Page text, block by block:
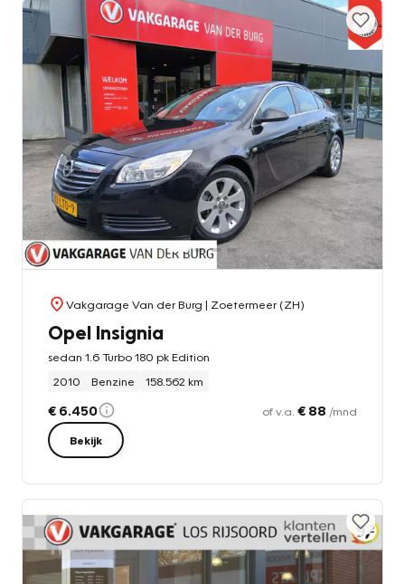
Vakgarage Van der Burg | Zoetermeer (ZH)
Opel Insignia
sedan 1.6 Turbo 180 pk Edition
2010
Benzine 158.562 km
€ 6.450 of v.a. € 88 /mnd
Bekijk